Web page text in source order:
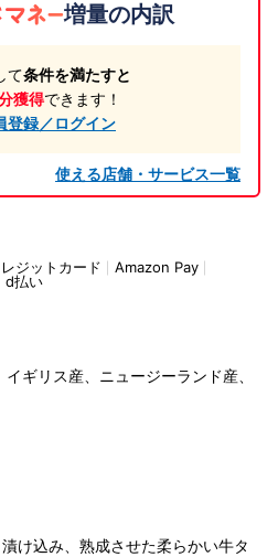
増量の内訳
て条件を満たすと
獲得できます！
登録／ログイン
使える店舗・サービス一覧
ジットカード
Amazon Pay
d払い
ギリス産、ニュージーランド産、
け込み、熟成させた柔らかい牛タ